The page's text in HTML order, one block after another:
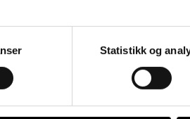
Statistikk og